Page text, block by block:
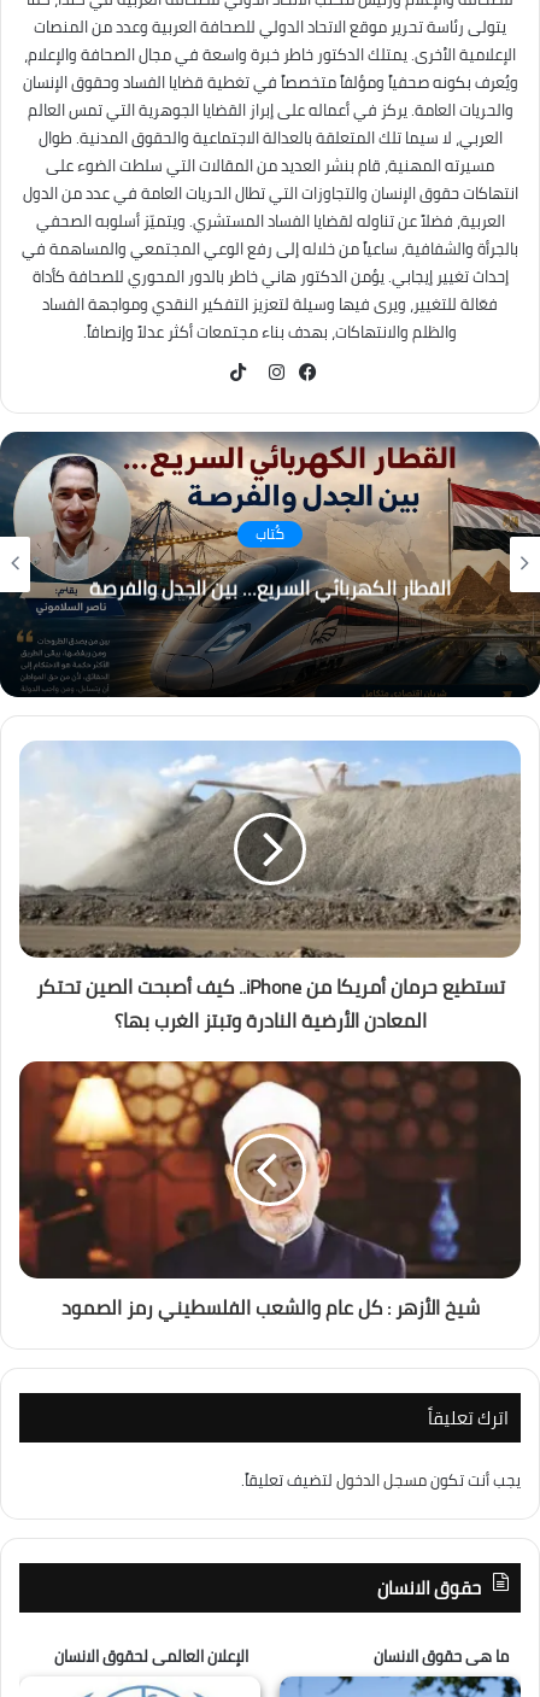
يتولى رئاسة تحرير موقع الاتحاد الدولي للصحافة العربية وعدد من المنصات
الإعلامية الأخرى. يمتلك الدكتور خاطر خبرة واسعة في مجال الصحافة والإعلام،
ويُعرف بكونه صحفياً ومؤلفاً متخصصاً في تغطية قضايا الفساد وحقوق الإنسان
والحريات العامة. يركز في أعماله على إبراز القضايا الجوهرية التي تمس العالم
العربي، لا سيما تلك المتعلقة بالعدالة الاجتماعية والحقوق المدنية. طوال
مسيرته المهنية، قام بنشر العديد من المقالات التي سلطت الضوء على
انتهاكات حقوق الإنسان والتجاوزات التي تطال الحريات العامة في عدد من الدول
العربية، فضلاً عن تناوله لقضايا الفساد المستشري. ويتميّز أسلوبه الصحفي
بالجرأة والشفافية، ساعياً من خلاله إلى رفع الوعي المجتمعي والمساهمة في
إحداث تغيير إيجابي. يؤمن الدكتور هاني خاطر بالدور المحوري للصحافة كأداة
فعّالة للتغيير، ويرى فيها وسيلة لتعزيز التفكير النقدي ومواجهة الفساد
والظلم والانتهاكات، بهدف بناء مجتمعات أكثر عدلاً وإنصافاً.
كُتاب
التغير المناخي… من التحذير إلى الاحتراق ، هل أصبح
العالم يعيش عصر الكوارث المناخية؟
تستطيع حرمان أمريكا من iPhone.. كيف أصبحت الصين تحتكر
المعادن الأرضية النادرة وتبتز الغرب بها؟
شيخ الأزهر : كل عام والشعب الفلسطيني رمز الصمود
اترك تعليقاً
يجب أنت تكونمسجل الدخوللتضيف تعليقاً.
حقوق الانسان
ما هى حقوق الانسان الإعلان العالمى لحقوق الانسان